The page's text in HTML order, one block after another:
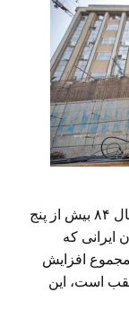
هزینه‌‌های زندگی نیز در سال ۹۲ نسبت به سال ۸۴ بیش از پنج
ایرانی که
۱۳۹۳ نسبت به مجموع افزایش
تاکنون، ۳۰۰‌درصد عقب است، این